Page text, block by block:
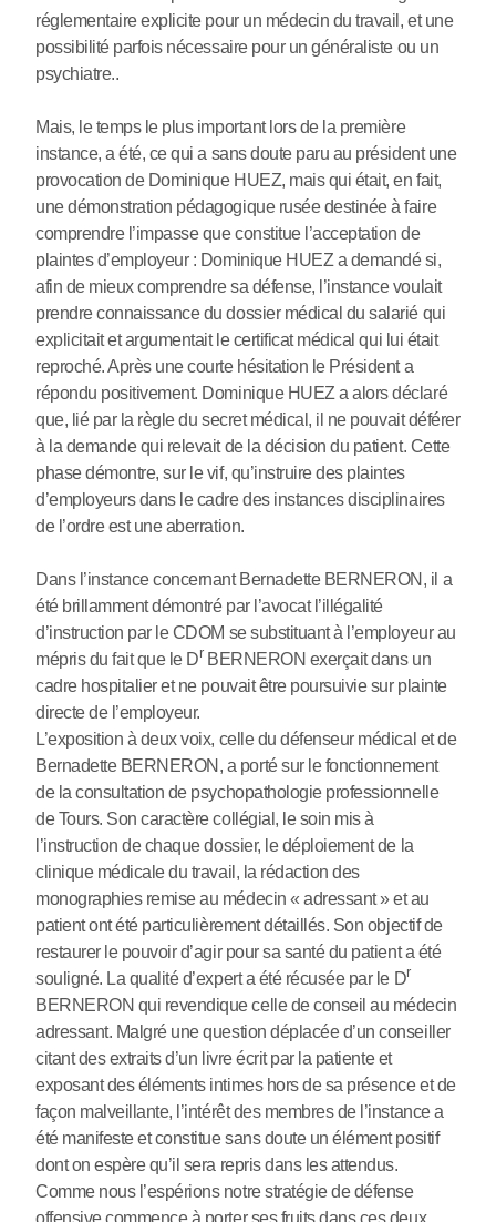
réglementaire explicite pour un médecin du travail, et une
possibilité parfois nécessaire pour un généraliste ou un
psychiatre..
Mais, le temps le plus important lors de la première
instance, a été, ce qui a sans doute paru au président une
provocation de Dominique HUEZ, mais qui était, en fait,
une démonstration pédagogique rusée destinée à faire
comprendre l’impasse que constitue l’acceptation de
plaintes d’employeur : Dominique HUEZ a demandé si,
afin de mieux comprendre sa défense, l’instance voulait
prendre connaissance du dossier médical du salarié qui
explicitait et argumentait le certificat médical qui lui était
reproché. Après une courte hésitation le Président a
répondu positivement. Dominique HUEZ a alors déclaré
que, lié par la règle du secret médical, il ne pouvait déférer
à la demande qui relevait de la décision du patient. Cette
phase démontre, sur le vif, qu’instruire des plaintes
d’employeurs dans le cadre des instances disciplinaires
de l’ordre est une aberration.
Dans l’instance concernant Bernadette BERNERON, il a
été brillamment démontré par l’avocat l’illégalité
d’instruction par le CDOM se substituant à l’employeur au
mépris du fait que le Dr BERNERON exerçait dans un
cadre hospitalier et ne pouvait être poursuivie sur plainte
directe de l’employeur.
L’exposition à deux voix, celle du défenseur médical et de
Bernadette BERNERON, a porté sur le fonctionnement
de la consultation de psychopathologie professionnelle
de Tours. Son caractère collégial, le soin mis à
l’instruction de chaque dossier, le déploiement de la
clinique médicale du travail, la rédaction des
monographies remise au médecin « adressant » et au
patient ont été particulièrement détaillés. Son objectif de
restaurer le pouvoir d’agir pour sa santé du patient a été
souligné. La qualité d’expert a été récusée par le Dr
BERNERON qui revendique celle de conseil au médecin
adressant. Malgré une question déplacée d’un conseiller
citant des extraits d’un livre écrit par la patiente et
exposant des éléments intimes hors de sa présence et de
façon malveillante, l’intérêt des membres de l’instance a
été manifeste et constitue sans doute un élément positif
dont on espère qu’il sera repris dans les attendus.
Comme nous l’espérions notre stratégie de défense
offensive commence à porter ses fruits dans ces deux